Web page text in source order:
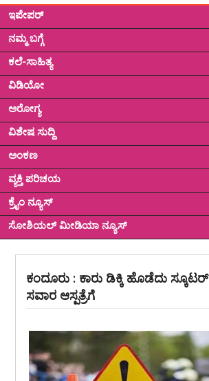
ಇಪೇಪರ್
ನಮ್ಮ ಬಗ್ಗೆ
ಕಲೆ-ಸಾಹಿತ್ಯ
ವಿಡಿಯೋ
ಅರೋಗ್ಯ
ವಿಶೇಷ ಸುದ್ದಿ
ಅಂಕಣ
ವ್ಯಕ್ತಿ ಪರಿಚಯ
ಕ್ರೈಂ ನ್ಯೂಸ್
ಸೋಶಿಯಲ್ ಮೀಡಿಯಾ ನ್ಯೂಸ್
ಕಂದೂರು : ಕಾರು ಡಿಕ್ಕಿ ಹೊಡೆದು ಸ್ಕೂಟರ್
ಸವಾರ ಆಸ್ಪತ್ರೆಗೆ